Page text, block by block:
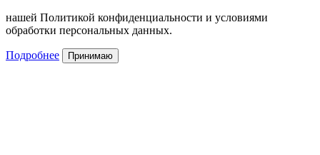
нашей Политикой конфиденциальности и условиями
обработки персональных данных.
Подробнее Принимаю